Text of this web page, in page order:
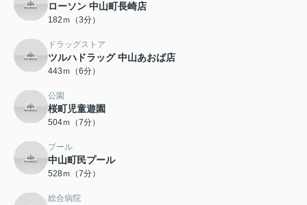
ローソン 中山町長崎店
182ｍ（3分）
ドラッグストア
ツルハドラッグ 中山あおば店
443ｍ（6分）
公園
桜町児童遊園
504ｍ（7分）
プール
中山町民プール
528ｍ（7分）
総合病院